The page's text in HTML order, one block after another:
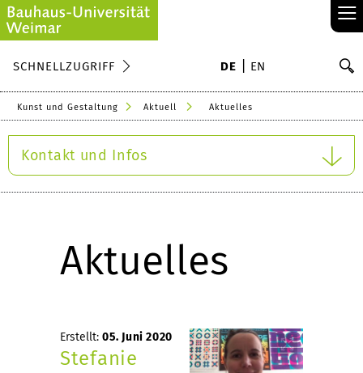
≡
SCHNELLZUGRIFF DE EN
Kunst und Gestaltung Aktuell Aktuelles
Kontakt und Infos
Aktuelles
Erstellt: 05. Juni 2020
Stefanie